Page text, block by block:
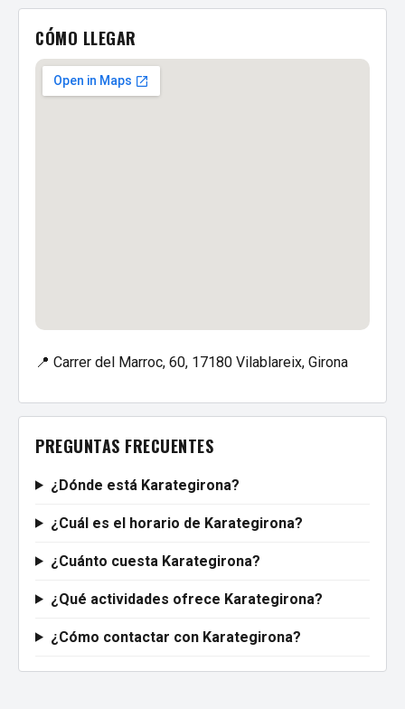
CÓMO LLEGAR
📍 Carrer del Marroc, 60, 17180 Vilablareix, Girona
PREGUNTAS FRECUENTES
¿Dónde está Karategirona?
¿Cuál es el horario de Karategirona?
¿Cuánto cuesta Karategirona?
¿Qué actividades ofrece Karategirona?
¿Cómo contactar con Karategirona?